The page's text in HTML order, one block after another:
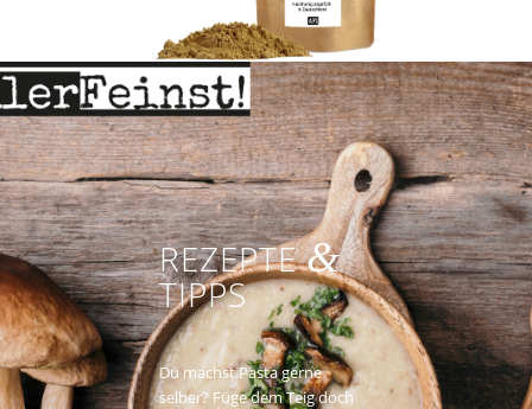
REZEPTE&
TIPPS
Du machst Pasta gerne
selber? Füge dem Teig doch